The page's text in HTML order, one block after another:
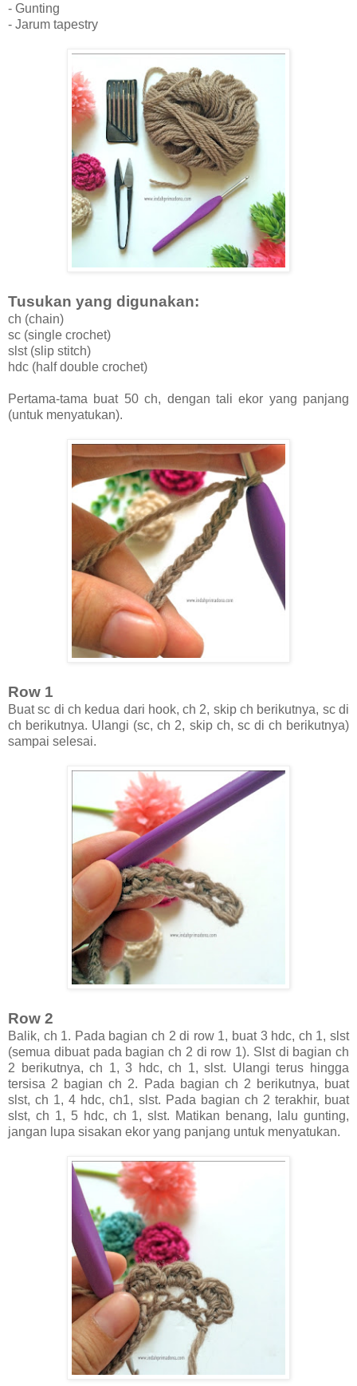
- Gunting
- Jarum tapestry
Tusukan yang digunakan:
ch (chain)
sc (single crochet)
slst (slip stitch)
hdc (half double crochet)
Pertama-tama buat 50 ch, dengan tali ekor yang panjang
(untuk menyatukan).
Row 1
Buat sc di ch kedua dari hook, ch 2, skip ch berikutnya, sc di
ch berikutnya. Ulangi (sc, ch 2, skip ch, sc di ch berikutnya)
sampai selesai.
Row 2
Balik, ch 1. Pada bagian ch 2 di row 1, buat 3 hdc, ch 1, slst
(semua dibuat pada bagian ch 2 di row 1). Slst di bagian ch
2 berikutnya, ch 1, 3 hdc, ch 1, slst. Ulangi terus hingga
tersisa 2 bagian ch 2. Pada bagian ch 2 berikutnya, buat
slst, ch 1, 4 hdc, ch1, slst. Pada bagian ch 2 terakhir, buat
slst, ch 1, 5 hdc, ch 1, slst. Matikan benang, lalu gunting,
jangan lupa sisakan ekor yang panjang untuk menyatukan.